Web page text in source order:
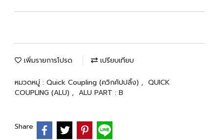
เพิ่มรายการโปรด เปรียบเทียบ
หมวดหมู่ : Quick Coupling (ควิกคัปปลิ้ง) , QUICK
COUPLING (ALU) , ALU PART : B
Share